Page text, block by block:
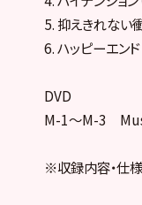
5. 抑えきれな
6. ハッピーエン
DVD
M-1～M-3
※収録内容・仕